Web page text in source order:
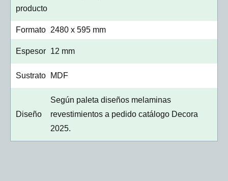
producto
Formato 2480 x 595 mm
Espesor 12 mm
Sustrato MDF
Diseño
Según paleta diseños melaminas
revestimientos a pedido catálogo Decora
2025.